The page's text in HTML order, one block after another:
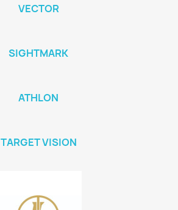
VECTOR
SIGHTMARK
ATHLON
TARGET VISION